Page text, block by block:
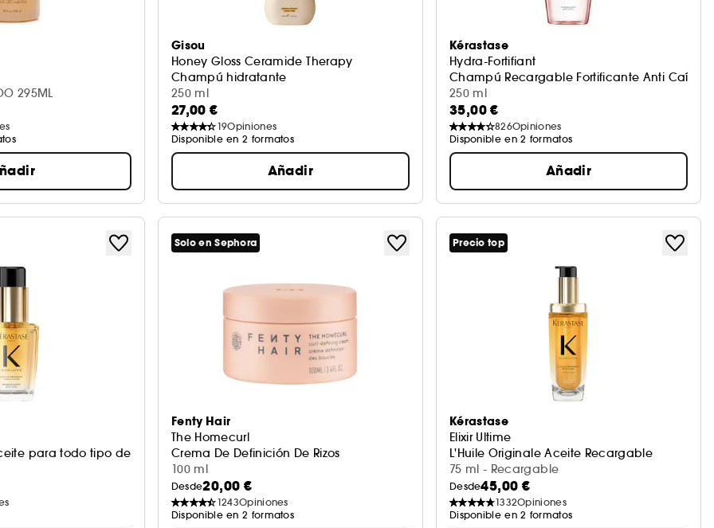
295ML
Gisou
Honey Gloss Ceramide Therapy
Champú hidratante
250 ml
27,00 €
19Opiniones
Disponible en 2 formatos
Añadir
Kérastase
Hydra-Fortifiant
Champú Recargable Fortificante Anti Caída
250 ml
35,00 €
826Opiniones
Disponible en 2 formatos
Añadir
para todo tipo de Cabello
Solo en Sephora
Fenty Hair
The Homecurl
Crema De Definición De Rizos
100 ml
Desde20,00 €
1243Opiniones
Disponible en 2 formatos
Precio top
Kérastase
Elixir Ultime
L'Huile Originale Aceite Recargable
75 ml - Recargable
Desde45,00 €
1332Opiniones
Disponible en 2 formatos